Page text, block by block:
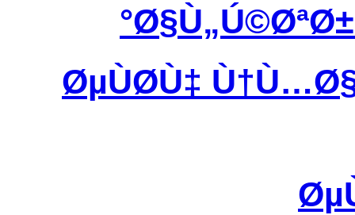
ØµÙØ­Ù‡